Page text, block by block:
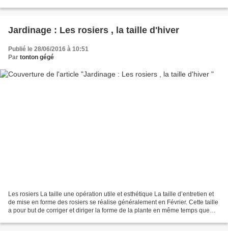
Jardinage : Les rosiers , la taille d'hiver
Publié le 28/06/2016 à 10:51
Par tonton gégé
Les rosiers La taille une opération utile et esthétique La taille d’entretien et
de mise en forme des rosiers se réalise généralement en Février. Cette taille
a pour but de corriger et diriger la forme de la plante en même temps que